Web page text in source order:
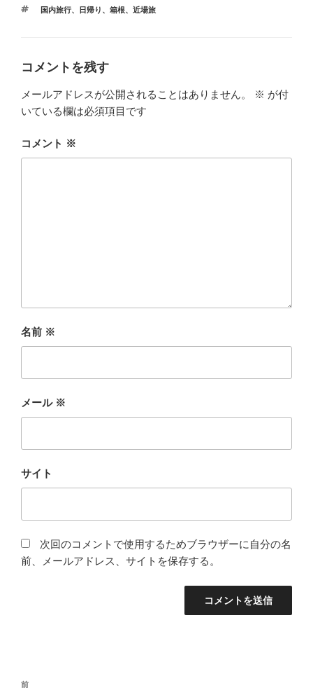
ゴ
タ
国内旅行、 日帰り 、 箱根、 近場旅
コメントを残す
メールアドレスが公開されることはありません。 ※ が付
いている欄は必須項目です
コメント ※
名前 ※
メール ※
サイト
次回のコメントで使用するためブラウザーに自分の名
前、メールアドレス、サイトを保存する。
投
前
前